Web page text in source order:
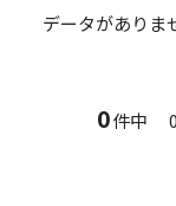
データがありま
0件中 0